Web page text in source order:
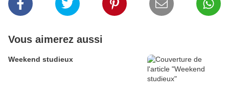
Vous aimerez aussi
Weekend studieux